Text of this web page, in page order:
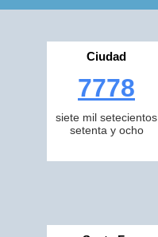
Ciudad
7778
siete mil setecientos
setenta y ocho